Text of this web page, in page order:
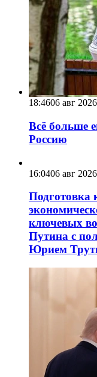
18:4606 авг 2026
Всё больше
Россию
16:0406 авг 2026
Подготовка
ключевых
Путина с
Юрием